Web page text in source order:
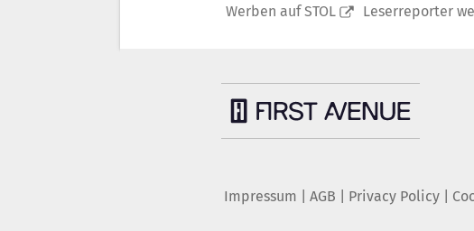
Werben auf STOL Leserreporter
Impressum AGB Privacy Policy|